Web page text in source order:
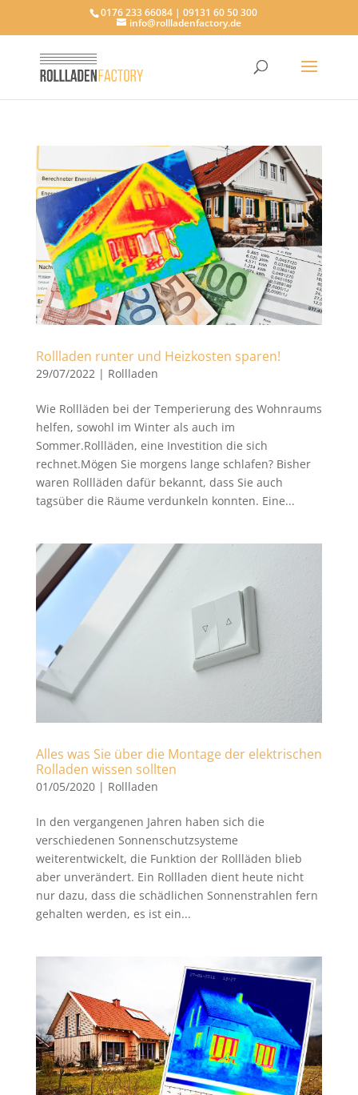
0176 233 66084 | 09131 60 50 300
info@rollladenfactory.de
Rollladen runter und Heizkosten sparen!
29/07/2022| Rollladen
Wie Rollläden bei der Temperierung des Wohnraums
helfen, sowohl im Winter als auch im
Sommer.Rollläden, eine Investition die sich
rechnet.Mögen Sie morgens lange schlafen? Bisher
waren Rollläden dafür bekannt, dass Sie auch
tagsüber die Räume verdunkeln konnten. Eine...
Alles was Sie über die Montage der elektrischen
Rolladen wissen sollten
01/05/2020| Rollladen
In den vergangenen Jahren haben sich die
verschiedenen Sonnenschutzsysteme
weiterentwickelt, die Funktion der Rollläden blieb
aber unverändert. Ein Rollladen dient heute nicht
nur dazu, dass die schädlichen Sonnenstrahlen fern
gehalten werden, es ist ein...